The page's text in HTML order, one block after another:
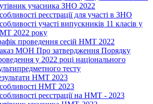
учасника ЗНО 2022
реєстрації для участі в ЗНО
участі випускників 11 класів у
2022 року
проведення сесій НМТ 2022
МОН Про затвердження Порядку
у 2022 році національного
тесту
НМТ 2023
НМТ 2023
реєстрації на НМТ - 2023